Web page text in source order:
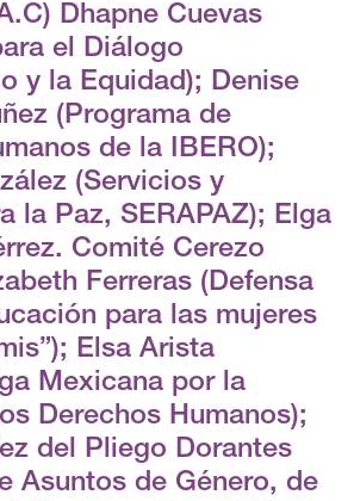
Dhapne Cuevas
el Diálogo
y la Equidad); Denise
(Programa de
de la IBERO);
(Servicios y
la Paz, SERAPAZ); Elga
Comité Cerezo
Ferreras (Defensa
para las mujeres
Elsa Arista
Mexicana por la
Derechos Humanos);
del Pliego Dorantes
Asuntos de Género, de